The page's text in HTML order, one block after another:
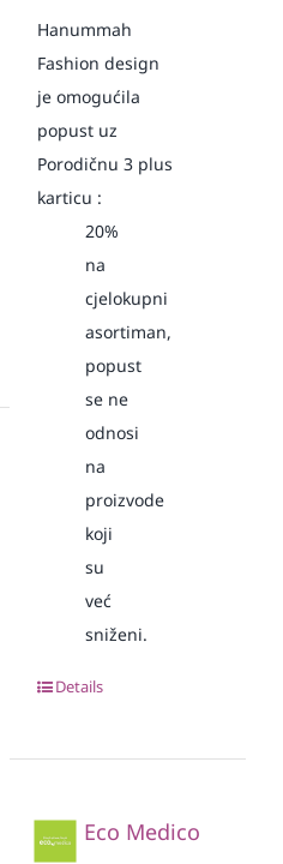
Hanummah
Fashion design
je omogućila
popust uz
Porodičnu 3 plus
karticu :
20%
na
cjelokupni
asortiman,
popust
se ne
odnosi
na
proizvode
koji
su
već
sniženi.
Details
Eco Medico